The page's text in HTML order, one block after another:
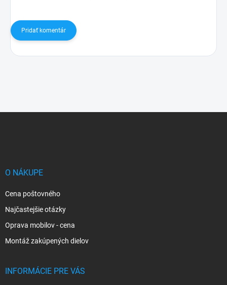
Pridať komentár
O NÁKUPE
Cena poštovného
Najčastejšie otázky
Oprava mobilov - cena
Montáž zakúpených dielov
INFORMÁCIE PRE VÁS